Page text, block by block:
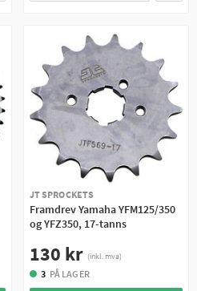
JT SPROCKETS
Framdrev Yamaha YFM125/350
og YFZ350, 17-tanns
130 kr (inkl. mva)
3 PÅ LAGER